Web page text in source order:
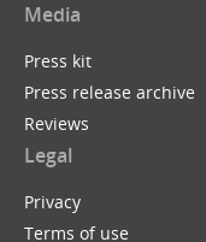
Media
Press kit
Press release archive
Reviews
Legal
Privacy
Terms of use